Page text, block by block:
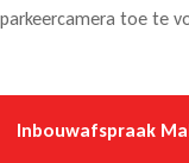
toe te
Inbouwafspraak